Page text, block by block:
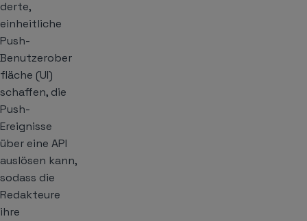
derte,
einheitliche
Push-
Benutzerober
fläche (UI)
schaffen, die
Push-
Ereignisse
über eine API
auslösen kann,
sodass die
Redakteure
ihre